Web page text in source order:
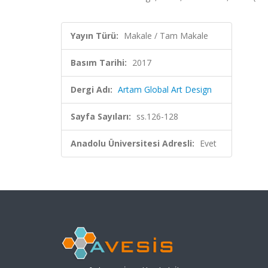
Yayın Türü: Makale / Tam Makale
Basım Tarihi: 2017
Dergi Adı: Artam Global Art Design
Sayfa Sayıları: ss.126-128
Anadolu Üniversitesi Adresli: Evet